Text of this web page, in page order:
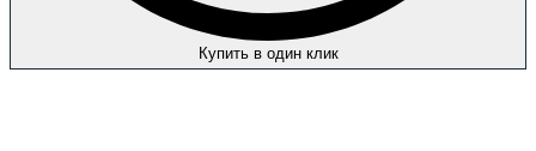
Купить в один клик